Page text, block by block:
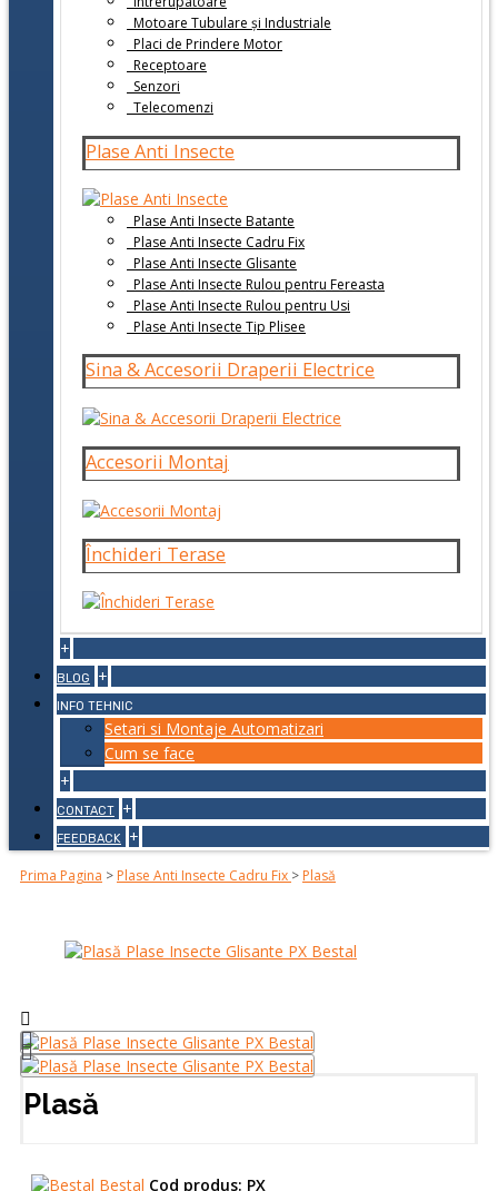
Motoare Tubulare și Industriale
Placi de Prindere Motor
Receptoare
Senzori
Telecomenzi
Plase Anti Insecte
Plase Anti Insecte Batante
Plase Anti Insecte Cadru Fix
Plase Anti Insecte Glisante
Plase Anti Insecte Rulou pentru Fereasta
Plase Anti Insecte Rulou pentru Usi
Plase Anti Insecte Tip Plisee
Sina & Accesorii Draperii Electrice
Accesorii Montaj
Închideri Terase
+
BLOG +
INFO TEHNIC
Setari si Montaje Automatizari
Cum se face
+
CONTACT +
FEEDBACK +
Prima Pagina > Plase Anti Insecte Cadru Fix > Plasă
Plasă
Bestal Cod produs: PX